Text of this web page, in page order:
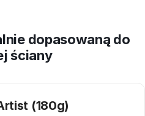
dopasowaną do
ściany
(180g)